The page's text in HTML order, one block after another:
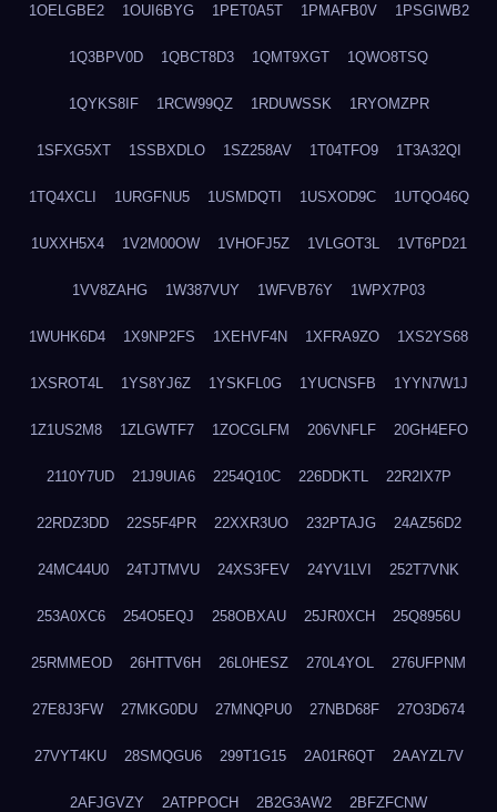
1OELGBE2 1OUI6BYG 1PET0A5T 1PMAFB0V 1PSGIWB2
1Q3BPV0D 1QBCT8D3 1QMT9XGT 1QWO8TSQ
1QYKS8IF 1RCW99QZ 1RDUWSSK 1RYOMZPR
1SFXG5XT 1SSBXDLO 1SZ258AV 1T04TFO9 1T3A32QI
1TQ4XCLI 1URGFNU5 1USMDQTI 1USXOD9C 1UTQO46Q
1UXXH5X4 1V2M00OW 1VHOFJ5Z 1VLGOT3L 1VT6PD21
1VV8ZAHG 1W387VUY 1WFVB76Y 1WPX7P03
1WUHK6D4 1X9NP2FS 1XEHVF4N 1XFRA9ZO 1XS2YS68
1XSROT4L 1YS8YJ6Z 1YSKFL0G 1YUCNSFB 1YYN7W1J
1Z1US2M8 1ZLGWTF7 1ZOCGLFM 206VNFLF 20GH4EFO
2110Y7UD 21J9UIA6 2254Q10C 226DDKTL 22R2IX7P
22RDZ3DD 22S5F4PR 22XXR3UO 232PTAJG 24AZ56D2
24MC44U0 24TJTMVU 24XS3FEV 24YV1LVI 252T7VNK
253A0XC6 254O5EQJ 258OBXAU 25JR0XCH 25Q8956U
25RMMEOD 26HTTV6H 26L0HESZ 270L4YOL 276UFPNM
27E8J3FW 27MKG0DU 27MNQPU0 27NBD68F 27O3D674
27VYT4KU 28SMQGU6 299T1G15 2A01R6QT 2AAYZL7V
2AFJGVZY 2ATPPOCH 2B2G3AW2 2BFZFCNW